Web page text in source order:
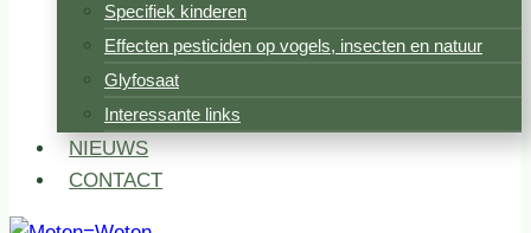
Specifiek kinderen
Effecten pesticiden op vogels, insecten en natuur
Glyfosaat
Interessante links
NIEUWS
CONTACT